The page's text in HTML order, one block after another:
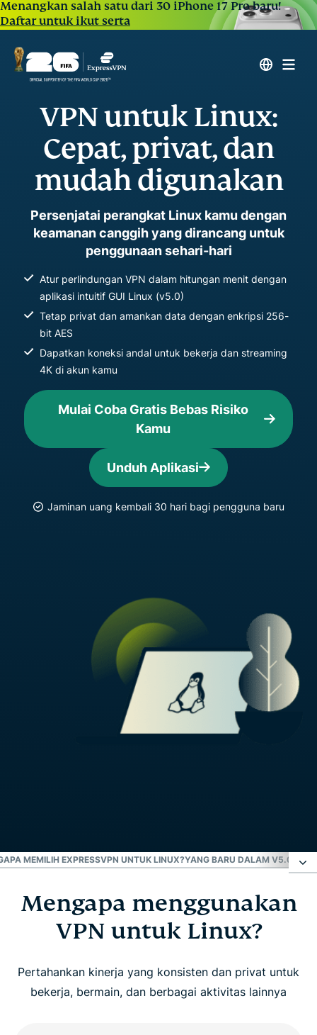
Menangkan salah satu dari 30 iPhone 17 Pro baru!
Daftar untuk ikut serta
VPN untuk Linux:
Cepat, privat, dan
mudah digunakan
Persenjatai perangkat Linux kamu dengan
keamanan canggih yang dirancang untuk
penggunaan sehari-hari
Atur perlindungan VPN dalam hitungan menit dengan
aplikasi intuitif GUI Linux (v5.0)
Tetap privat dan amankan data dengan enkripsi 256-
bit AES
Dapatkan koneksi andal untuk bekerja dan streaming
4K di akun kamu
Mulai Coba Gratis Bebas Risiko
Kamu
Unduh Aplikasi
Jaminan uang kembali 30 hari bagi pengguna baru
MEMILIH EXPRESSVPN UNTUK LINUX?YANG BARU DALAM V5.0
Mengapa menggunakan VPN untuk Linux?
Bagaimana menyiapkan ExpressVPN pada Linux
Apa yang perlu dilihat pada VPN Linux
Mengapa menggunakan
VPN untuk Linux?
Pertahankan kinerja yang konsisten dan privat untuk
bekerja, bermain, dan berbagai aktivitas lainnya